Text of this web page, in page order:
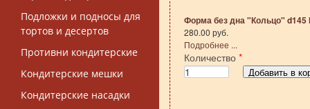
Подложки и подносы для
тортов и десертов
Противни кондитерские
Кондитерские мешки
Кондитерские насадки
Форма без дна "Кольцо" d145
280.00 руб.
Подробнее ...
Количество *